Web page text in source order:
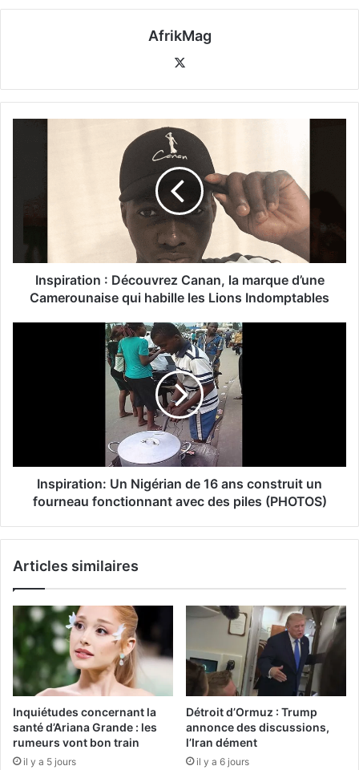
AfrikMag
Inspiration : Découvrez Canan, la marque d’une
Camerounaise qui habille les Lions Indomptables
Inspiration: Un Nigérian de 16 ans construit un
fourneau fonctionnant avec des piles (PHOTOS)
Articles similaires
Inquiétudes concernant la
santé d’Ariana Grande : les
rumeurs vont bon train
il y a 5 jours
Détroit d’Ormuz : Trump
annonce des discussions,
l’Iran dément
il y a 6 jours